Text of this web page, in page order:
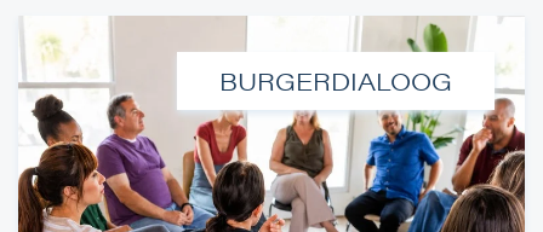
BURGERDIALOOG